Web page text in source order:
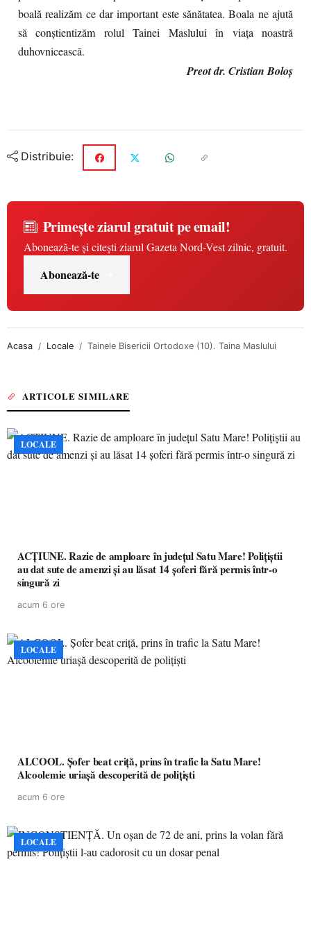
boală realizăm ce dar important este sănătatea. Boala ne ajută
să conştientizăm rolul Tainei Maslului în viaţa noastră
duhovnicească.
Preot dr. Cristian Boloş
Distribuie:
Primește ziarul gratuit pe email!
Abonează-te și citești ziarul Gazeta Nord-Vest zilnic, gratuit.
Abonează-te
Acasa Locale Tainele Bisericii Ortodoxe (10). Taina Maslului
ARTICOLE SIMILARE
LOCALE
ACȚIUNE. Razie de amploare în județul Satu Mare! Polițiștii
au dat sute de amenzi și au lăsat 14 șoferi fără permis într-o
singură zi
acum 6 ore
LOCALE
ALCOOL. Șofer beat criță, prins în trafic la Satu Mare!
Alcoolemie uriașă descoperită de polițiști
acum 6 ore
LOCALE